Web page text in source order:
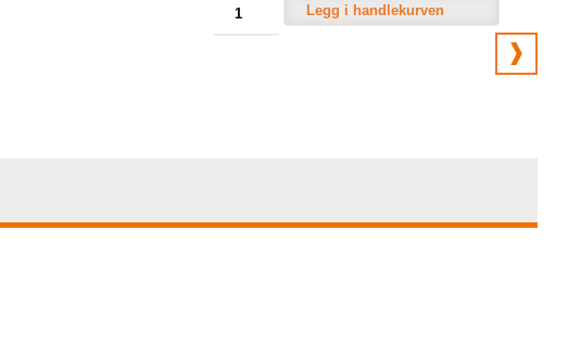
Legg i handlekurven